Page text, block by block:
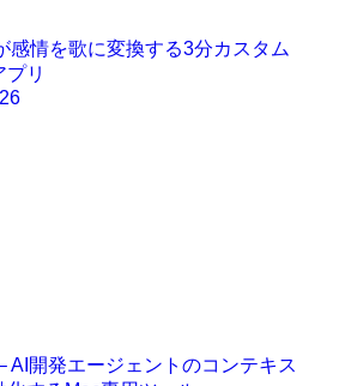
感情を歌に変換する3分カスタム
プリ
AI開発エージェントのコンテキス